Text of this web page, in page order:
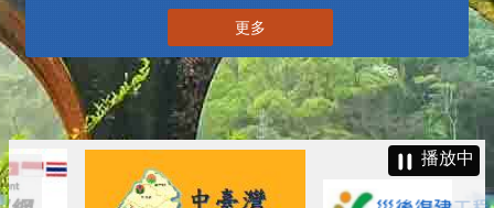
更多
播放中